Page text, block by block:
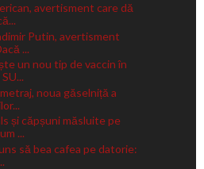
avertisment care dă
Putin, avertisment
...
un nou tip de vaccin în
noua găselniță a
și căpșuni măsluite pe
...
să bea cafea pe datorie: